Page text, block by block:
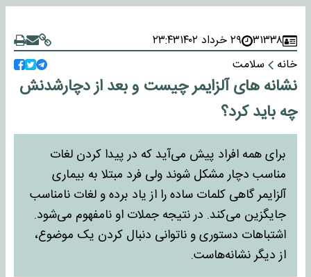
۳۱۳۳۸ ۲۹ خرداد ۱۴۰۲
۲۳:۴۳
خانه
سلامت
نشانه های آلزایمر چیست و بعد از دچارشدنش
چه باید کرد؟
برای همه افراد پیش می‌آید که در پیدا کردن لغات
مناسب دچار مشکل شوند ولی فرد مبتلا به بیماری
آلزایمر گاهی کلمات ساده را از یاد برده و لغات نامناسب
جایگزین می‌کند. در نتیجه جملات او نامفهوم می‌شود.
اشتباهات دستوری و ناتوانی دنبال کردن یک موضوع،
از دیگر نشانه‌هاست.